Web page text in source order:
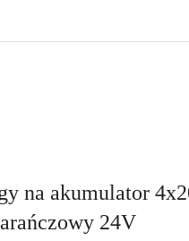
na akumulator
24V